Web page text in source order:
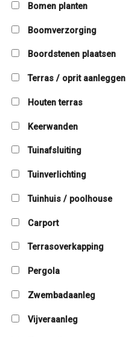
Bomen planten
Boomverzorging
Boordstenen plaatsen
Terras / oprit aanleggen
Houten terras
Keerwanden
Tuinafsluiting
Tuinverlichting
Tuinhuis / poolhouse
Carport
Terrasoverkapping
Pergola
Zwembadaanleg
Vijveraanleg